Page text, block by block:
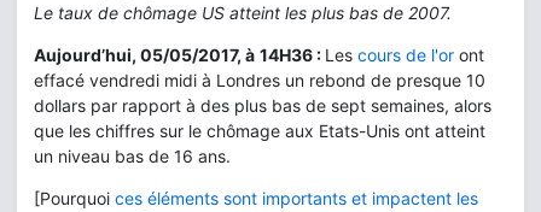
Le taux de chômage US atteint les plus bas de 2007.
Aujourd’hui, 05/05/2017, à 14H36 : Les cours de l'or ont
effacé vendredi midi à Londres un rebond de presque 10
dollars par rapport à des plus bas de sept semaines, alors
que les chiffres sur le chômage aux Etats-Unis ont atteint
un niveau bas de 16 ans.
[Pourquoi ces éléments sont importants et impactent les